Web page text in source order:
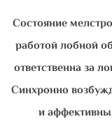
Состояние
работой лобной
ответственна за
Синхронно
и